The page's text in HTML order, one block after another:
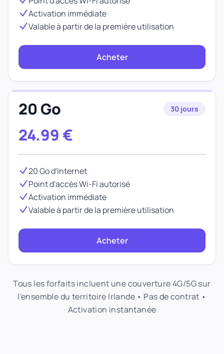
Activation immédiate
Valable à partir de la première utilisation
Acheter
20 Go 30 jours
24.99 €
20 Go d'Internet
Point d'accès Wi-Fi autorisé
Activation immédiate
Valable à partir de la première utilisation
Acheter
Tous les forfaits incluent une couverture 4G/5G sur
l'ensemble du territoire Irlande • Pas de contrat •
Activation instantanée